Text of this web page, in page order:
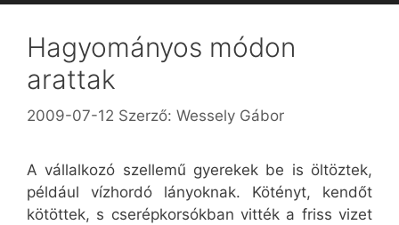
Hagyományos módon
arattak
2009-07-12 Szerző: Wessely Gábor
A vállalkozó szellemű gyerekek be is öltöztek,
például vízhordó lányoknak. Kötényt, kendőt
kötöttek, s cserépkorsókban vitték a friss vizet